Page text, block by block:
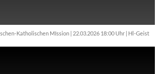
Katholischen MIssion | 22.03.2026 18:00 Uhr | Hl-Geist